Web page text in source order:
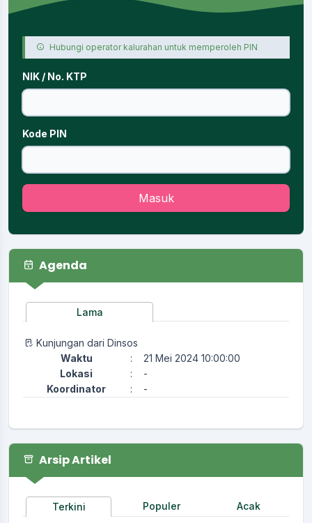
Hubungi operator kalurahan untuk memperoleh PIN
NIK / No. KTP
Kode PIN
Masuk
Agenda
Lama
Kunjungan dari Dinsos
Waktu
:
21 Mei 2024 10:00:00
Lokasi
:
-
Koordinator
: -
Arsip Artikel
Terkini Populer Acak